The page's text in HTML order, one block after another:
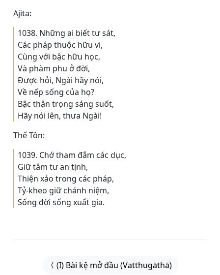
Ajita:
1038. Những ai biết tư sát,
Các pháp thuộc hữu vi,
Cùng với bậc hữu học,
Và phàm phu ở đời,
Ðược hỏi, Ngài hãy nói,
Về nếp sống của họ?
Bậc thận trọng sáng suốt,
Hãy nói lên, thưa Ngài!
Thế Tôn:
1039. Chớ tham đắm các dục,
Giữ tâm tư an tịnh,
Thiện xảo trong các pháp,
Tỷ-kheo giữ chánh niệm,
Sống đời sống xuất gia.
(I) Bài kệ mở đầu (Vatthugāthā)